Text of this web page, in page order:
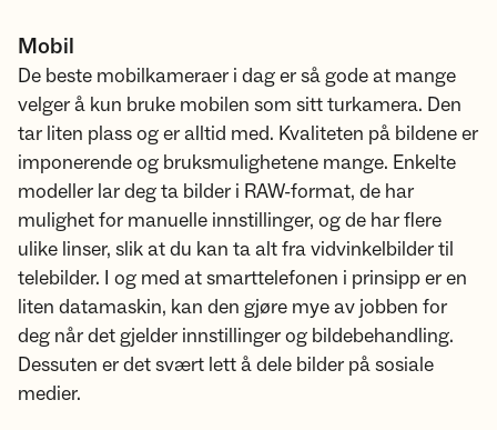
Mobil
De beste mobilkameraer i dag er så gode at mange
velger å kun bruke mobilen som sitt turkamera. Den
tar liten plass og er alltid med. Kvaliteten på bildene er
imponerende og bruksmulighetene mange. Enkelte
modeller lar deg ta bilder i RAW-format, de har
mulighet for manuelle innstillinger, og de har flere
ulike linser, slik at du kan ta alt fra vidvinkelbilder til
telebilder. I og med at smarttelefonen i prinsipp er en
liten datamaskin, kan den gjøre mye av jobben for
deg når det gjelder innstillinger og bildebehandling.
Dessuten er det svært lett å dele bilder på sosiale
medier.